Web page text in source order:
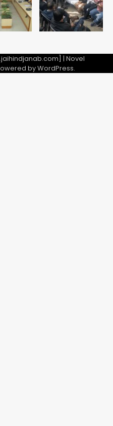
कानून के शिकंजे में आया हत्या का
| Novel
byWordPress.